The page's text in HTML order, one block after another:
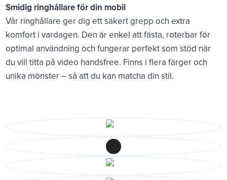
149 kr
till
169 kr
Smidig ringhållare för din mobil
Vår ringhållare ger dig ett säkert grepp och extra
komfort i vardagen. Den är enkel att fästa, roterbar för
optimal användning och fungerar perfekt som stöd när
du vill titta på video handsfree. Finns i flera färger och
unika mönster – så att du kan matcha din stil.